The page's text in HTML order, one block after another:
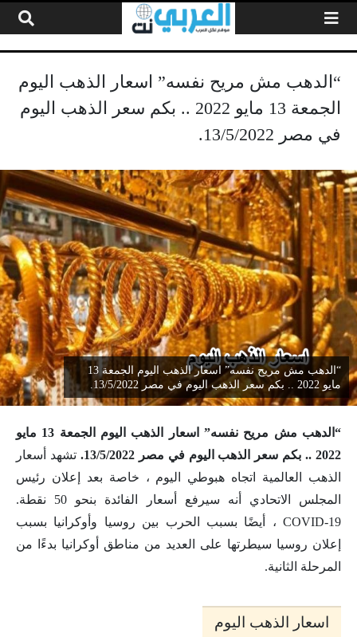
“الدهب مش مريح نفسه” اسعار الذهب اليوم
الجمعة 13 مايو 2022 .. بكم سعر الذهب اليوم
في مصر 13/5/2022.
“الدهب مش مريح نفسه” اسعار الذهب اليوم الجمعة 13
مايو 2022 .. بكم سعر الذهب اليوم في مصر 13/5/2022.
“الدهب مش مريح نفسه” اسعار الذهب اليوم الجمعة 13 مايو
2022 .. بكم سعر الذهب اليوم في مصر 13/5/2022.
تشهد أسعار
الذهب العالمية اتجاه هبوطي اليوم ، خاصة بعد إعلان رئيس
المجلس الاتحادي أنه سيرفع أسعار الفائدة بنحو 50 نقطة.
COVID-19 ، أيضًا بسبب الحرب بين روسيا وأوكرانيا بسبب
إعلان روسيا سيطرتها على العديد من مناطق أوكرانيا بدءًا من
المرحلة الثانية.
اسعار الذهب اليوم